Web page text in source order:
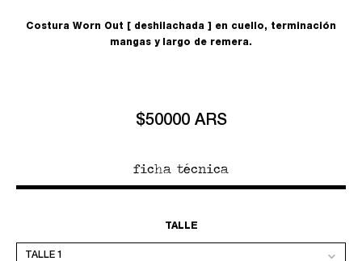
Costura Worn Out [ deshilachada ] en cuello, terminación
mangas y largo de remera.
$50000 ARS
ficha técnica
TALLE